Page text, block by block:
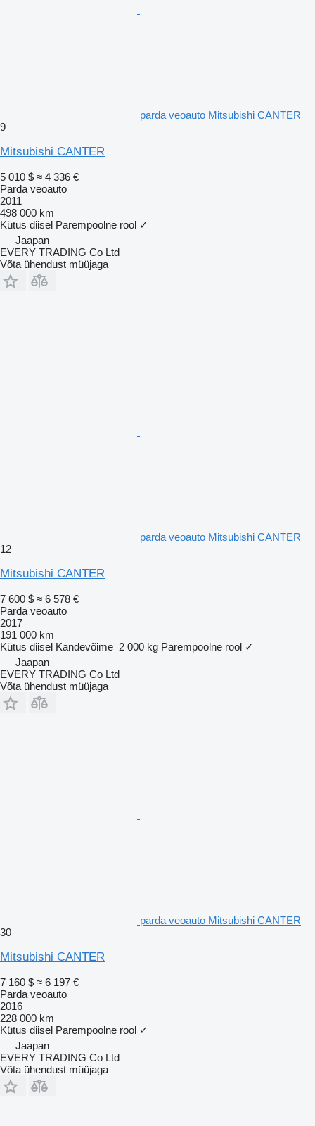
parda veoauto Mitsubishi CANTER
9
Mitsubishi CANTER
5 010 $ ≈ 4 336 €
Parda veoauto
2011
498 000 km
Kütus diisel Parempoolne rool ✓
Jaapan
EVERY TRADING Co Ltd
Võta ühendust müüjaga
parda veoauto Mitsubishi CANTER
12
Mitsubishi CANTER
7 600 $ ≈ 6 578 €
Parda veoauto
2017
191 000 km
Kütus diisel Kandevõime 2 000 kg Parempoolne rool ✓
Jaapan
EVERY TRADING Co Ltd
Võta ühendust müüjaga
parda veoauto Mitsubishi CANTER
30
Mitsubishi CANTER
7 160 $ ≈ 6 197 €
Parda veoauto
2016
228 000 km
Kütus diisel Parempoolne rool ✓
Jaapan
EVERY TRADING Co Ltd
Võta ühendust müüjaga